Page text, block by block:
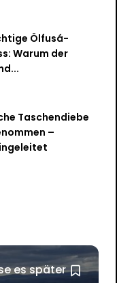
Ölfusá-
Warum der
Taschendiebe
–
es später